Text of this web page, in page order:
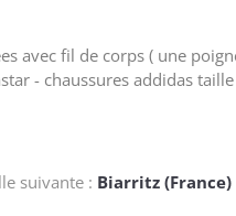
avec fil de corps ( une
- chaussures addidas
suivante : Biarritz (France)